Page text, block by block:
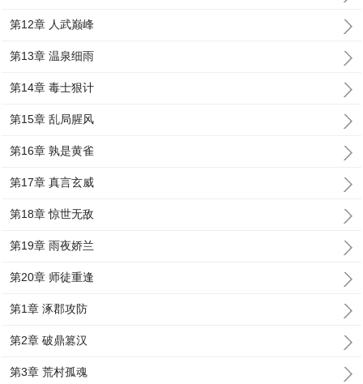
第12章 人武巅峰
第13章 温泉细雨
第14章 毒士狠计
第15章 乱局腥风
第16章 孰是黄雀
第17章 真言玄威
第18章 惊世无敌
第19章 雨夜娇兰
第20章 师徒重逢
第1章 涿郡攻防
第2章 破鼎篡汉
第3章 荒村孤魂